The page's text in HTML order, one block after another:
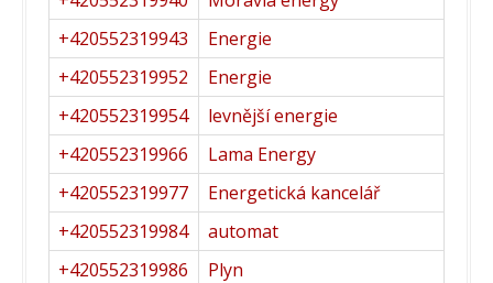
+420552319943
Energie
+420552319952
Energie
+420552319954
levnější energie
+420552319966
Lama Energy
+420552319977
Energetická kancelář
+420552319984
automat
+420552319986
Plyn